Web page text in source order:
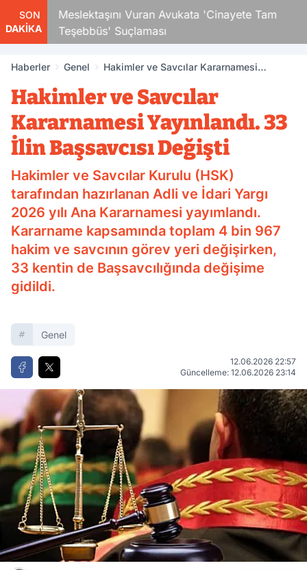
SON
DAKİKA
Meslektaşını Vuran Avukata 'Cinayete Tam
Teşebbüs' Suçlaması
Haberler Genel
Hakimler ve Savcılar Kararnamesi
Hakimler ve Savcılar
Kararnamesi Yayınlandı. 33
İlin Başsavcısı Değişti
Hakimler ve Savcılar Kurulu (HSK)
tarafından hazırlanan Adli ve İdari Yargı
2026 yılı Ana Kararnamesi yayımlandı.
Kararname kapsamında toplam 4 bin 967
hakim ve savcının görev yeri değişirken,
33 kentin de Başsavcılığında değişime
gidildi.
Genel
12.06.2026 22:57
Güncelleme: 12.06.2026 23:14